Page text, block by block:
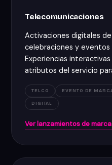
Telecomunicaciones
Activaciones digitales
celebraciones y
Experiencias
atributos del servicio
TELCO EVENTO DE
DIGITAL
Ver lanzamientos de